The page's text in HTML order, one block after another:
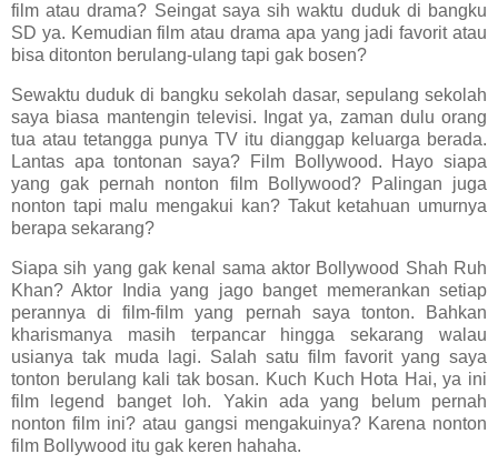
film atau drama? Seingat saya sih waktu duduk di bangku
SD ya. Kemudian film atau drama apa yang jadi favorit atau
bisa ditonton berulang-ulang tapi gak bosen?
Sewaktu duduk di bangku sekolah dasar, sepulang sekolah
saya biasa mantengin televisi. Ingat ya, zaman dulu orang
tua atau tetangga punya TV itu dianggap keluarga berada.
Lantas apa tontonan saya? Film Bollywood. Hayo siapa
yang gak pernah nonton film Bollywood? Palingan juga
nonton tapi malu mengakui kan? Takut ketahuan umurnya
berapa sekarang?
Siapa sih yang gak kenal sama aktor Bollywood Shah Ruh
Khan? Aktor India yang jago banget memerankan setiap
perannya di film-film yang pernah saya tonton. Bahkan
kharismanya masih terpancar hingga sekarang walau
usianya tak muda lagi. Salah satu film favorit yang saya
tonton berulang kali tak bosan. Kuch Kuch Hota Hai, ya ini
film legend banget loh. Yakin ada yang belum pernah
nonton film ini? atau gangsi mengakuinya? Karena nonton
film Bollywood itu gak keren hahaha.